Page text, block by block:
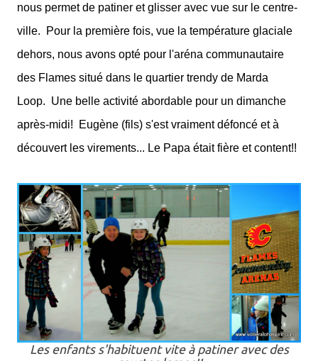
nous permet de patiner et glisser avec vue sur le centre-
ville.
Pour la première fois, vue la température glaciale
dehors, nous avons opté pour l'aréna communautaire
des Flames situé dans le quartier trendy de Marda
Loop. Une belle activité abordable pour un dimanche
après-midi!
Eugène (fils) s'est vraiment défoncé et à
découvert les virements... Le Papa était fière et content!!
Les enfants s'habituent vite à patiner avec des